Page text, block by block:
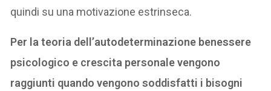
quindi su una motivazione estrinseca.
Per la teoria dell’autodeterminazione benessere
psicologico e crescita personale vengono
raggiunti quando vengono soddisfatti i bisogni